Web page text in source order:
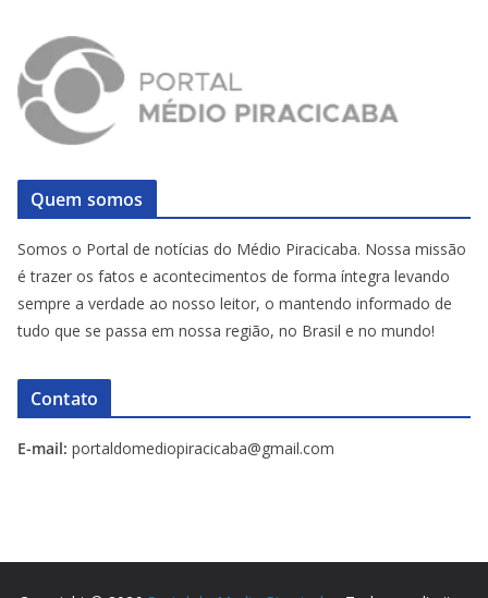
Quem somos
Somos o Portal de notícias do Médio Piracicaba. Nossa missão
é trazer os fatos e acontecimentos de forma íntegra levando
sempre a verdade ao nosso leitor, o mantendo informado de
tudo que se passa em nossa região, no Brasil e no mundo!
Contato
E-mail: portaldomediopiracicaba@gmail.com